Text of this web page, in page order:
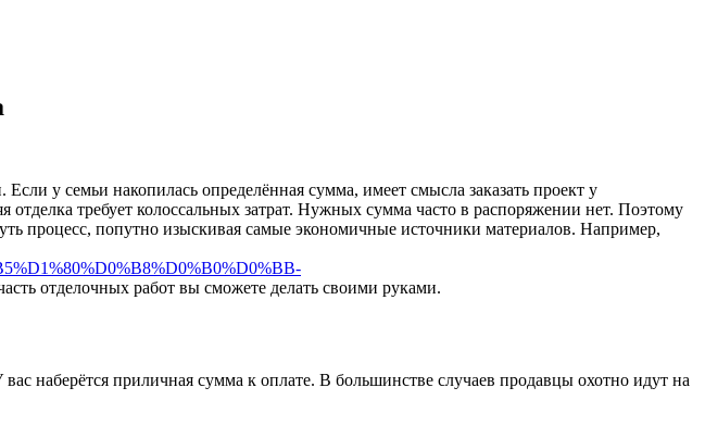
у семьи накопилась определённая сумма, имеет смысла заказать проект у
требует колоссальных затрат. Нужных сумма часто в распоряжении нет. Поэтому
процесс, попутно изыскивая самые экономичные источники материалов. Например,
отделочных работ вы сможете делать своими руками.
наберётся приличная сумма к оплате. В большинстве случаев продавцы охотно идут на